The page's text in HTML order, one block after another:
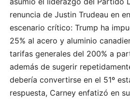
renuncia de Justin Trudeau en
escenario crítico: Trump ha
25% al acero y aluminio
tarifas generales del 200% a
además de sugerir
debería convertirse en el 51º
respuesta, Carney enfatizó en